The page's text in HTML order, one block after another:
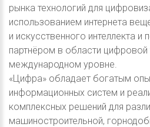
рынка технологий для
использованием интернета
и искусственного интеллекта и
партнёром в области
международном уровне.
«Цифра» обладает богатым
информационных систем и
комплексных решений для
машиностроительной,